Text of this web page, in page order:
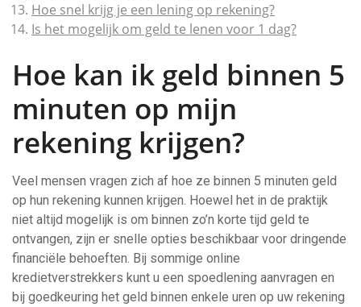
Hoe snel krijg je een lening op rekening?
Is het mogelijk om geld te lenen voor 1 dag?
Hoe kan ik geld binnen 5
minuten op mijn
rekening krijgen?
Veel mensen vragen zich af hoe ze binnen 5 minuten geld
op hun rekening kunnen krijgen. Hoewel het in de praktijk
niet altijd mogelijk is om binnen zo’n korte tijd geld te
ontvangen, zijn er snelle opties beschikbaar voor dringende
financiële behoeften. Bij sommige online
kredietverstrekkers kunt u een spoedlening aanvragen en
bij goedkeuring het geld binnen enkele uren op uw rekening